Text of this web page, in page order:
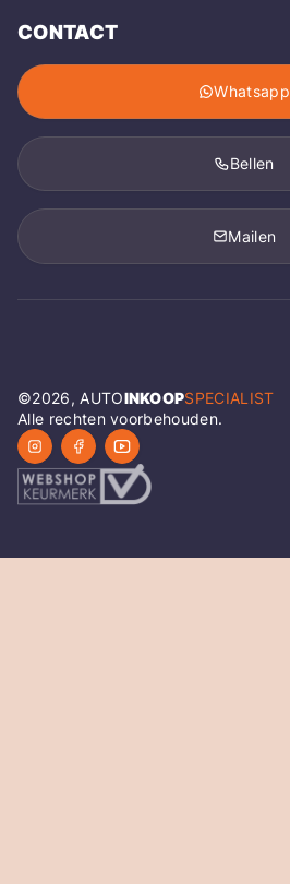
CONTACT
Whatsapp
Bellen
Mailen
©2026, AUTOINKOOPSPECIALIST
Alle rechten voorbehouden.